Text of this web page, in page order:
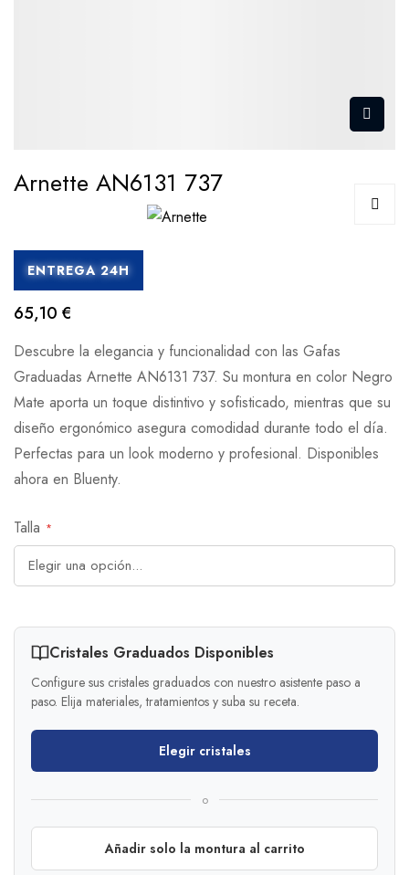
Arnette AN6131 737
ENTREGA 24H
65,10 €
Descubre la elegancia y funcionalidad con las Gafas
Graduadas Arnette AN6131 737. Su montura en color Negro
Mate aporta un toque distintivo y sofisticado, mientras que su
diseño ergonómico asegura comodidad durante todo el día.
Perfectas para un look moderno y profesional. Disponibles
ahora en Bluenty.
Talla
Cristales Graduados Disponibles
Configure sus cristales graduados con nuestro asistente paso a
paso. Elija materiales, tratamientos y suba su receta.
Elegir cristales
o
Añadir solo la montura al carrito